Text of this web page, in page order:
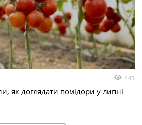
441
як доглядати помідори у липні